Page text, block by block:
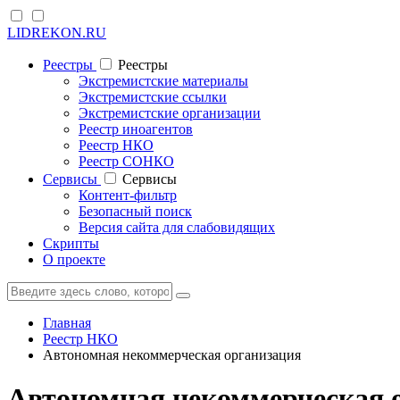
LIDREKON.RU
Реестры
Реестры
Экстремистские материалы
Экстремистские ссылки
Экстремистские организации
Реестр иноагентов
Реестр НКО
Реестр СОНКО
Cервисы
Cервисы
Контент-фильтр
Безопасный поиск
Версия сайта для слабовидящих
Скрипты
О проекте
Главная
Реестр НКО
Автономная некоммерческая организация